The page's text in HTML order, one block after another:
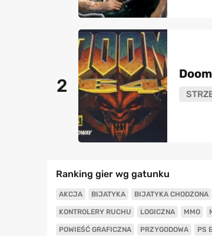
2
Ranking gier wg gatunku
AKCJA BIJATYKA BIJATYKA CHODZONA
KONTROLERY RUCHU LOGICZNA MMO
POWIEŚĆ GRAFICZNA PRZYGODOWA PS